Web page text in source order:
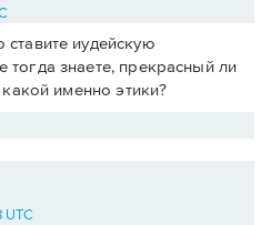
иудейскую
знаете, прекрасный ли
именно этики?
UTC